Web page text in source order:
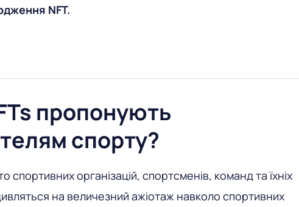
NFT.
пропонують
спорту?
спортивних організацій, спортсменів, команд та їхніх
на величезний ажіотаж навколо спортивних